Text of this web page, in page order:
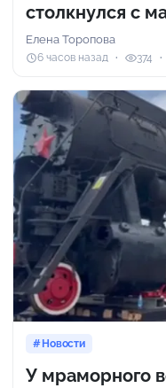
столкнулся с
Елена Торопова
6 часов назад 374
Новости
У мраморного